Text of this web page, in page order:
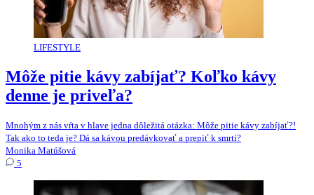
LIFESTYLE
Môže pitie kávy zabíjať? Koľko kávy
denne je priveľa?
Mnohým z nás vŕta v hlave jedna dôležitá otázka: Môže pitie kávy zabíjať?!
Tak ako to teda je? Dá sa kávou predávkovať a prepiť k smrti?
Monika Matúšová
5